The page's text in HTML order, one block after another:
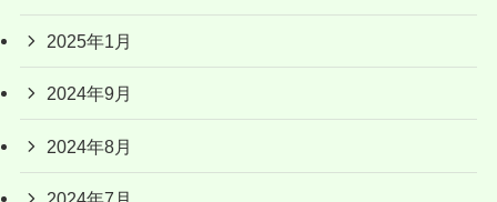
2025年1月
2024年9月
2024年8月